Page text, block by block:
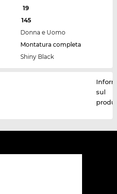
19
145
Donna e Uomo
Montatura completa
Shiny Black
sul